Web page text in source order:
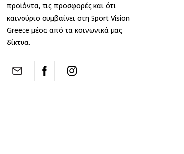
προϊόντα, τις προσφορές και ότι
καινούριο συμβαίνει στη Sport Vision
Greece μέσα από τα κοινωνικά μας
δίκτυα.